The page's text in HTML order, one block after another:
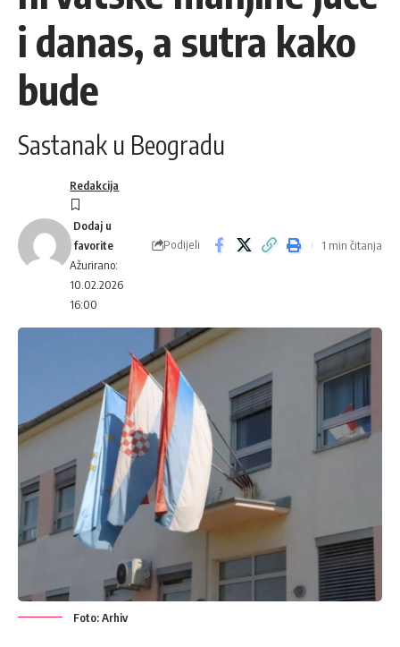
i danas, a sutra kako
bude
Sastanak u Beogradu
Ažurirano:
10.02.2026
16:00
Redakcija
Podijeli 1 min čitanja
Foto: Arhiv